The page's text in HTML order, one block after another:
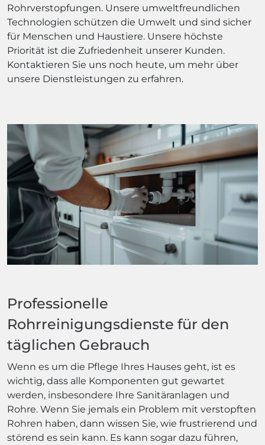
Rohrverstopfungen. Unsere umweltfreundlichen
Technologien schützen die Umwelt und sind sicher
für Menschen und Haustiere. Unsere höchste
Priorität ist die Zufriedenheit unserer Kunden.
Kontaktieren Sie uns noch heute, um mehr über
unsere Dienstleistungen zu erfahren.
Professionelle
Rohrreinigungsdienste für den
täglichen Gebrauch
Wenn es um die Pflege Ihres Hauses geht, ist es
wichtig, dass alle Komponenten gut gewartet
werden, insbesondere Ihre Sanitäranlagen und
Rohre. Wenn Sie jemals ein Problem mit verstopften
Rohren haben, dann wissen Sie, wie frustrierend und
störend es sein kann. Es kann sogar dazu führen,